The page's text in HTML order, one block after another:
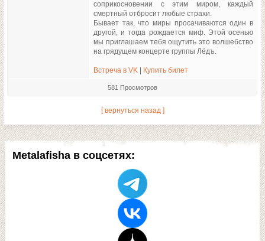
Metalafisha в соцсетях:
соприкосновении с этим миром, каждый
смертный отбросит любые страхи.
Бывает так, что миры просачиваются один в
другой, и тогда рождается миф. Этой осенью
мы приглашаем тебя ощутить это волшебство
на грядущем концерте группы Лёдъ.
Встреча в VK Купить билет
581 Просмотров
[ вернуться назад ]